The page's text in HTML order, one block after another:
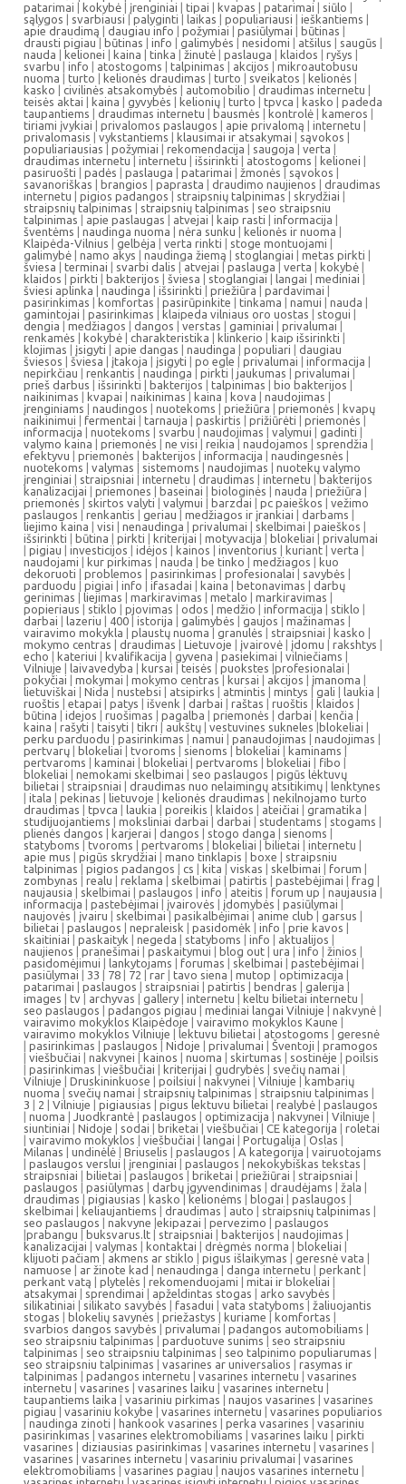
patarimai | kokybė | įrenginiai | tipai | kvapas | patarimai | siūlo |
sąlygos | svarbiausi |palyginti | laikas | populiariausi | ieškantiems |
apie draudimą | daugiau info | požymiai | pasiūlymai | būtinas |
drausti pigiau| būtinas | info | galimybės | nesidomi | atšilus | saugūs |
nauda | kelionei | kaina | tinka | žinutė | paslauga | klaidos | ryšys |
svarbu | info | atostogoms | talpinimas | akcijos | mikroautobusu
nuoma | turto | kelionės draudimas | turto | sveikatos | kelionės |
kasko | civilinės atsakomybės | automobilio | draudimas internetu |
teisės aktai | kaina | gyvybės | kelionių | turto | tpvca | kasko | padeda
taupantiems | draudimas internetu | bausmės | kontrolė | kameros |
tiriami įvykiai | privalomos paslaugos | apie privalomą | internetu |
privalomasis | vykstantiems | klausimai ir atsakymai | sąvokos |
populiariausias | požymiai | rekomendacija | saugoja | verta |
draudimas internetu | internetu | išsirinkti | atostogoms | kelionei |
pasiruošti | padės | paslauga | patarimai | žmonės | sąvokos |
savanoriškas | brangios | paprasta | draudimo naujienos | draudimas
internetu | pigios padangos | straipsnių talpinimas | skrydžiai |
straipsnių talpinimas | straipsnių talpinimas | seo straipsniu
talpinimas | apie paslaugas | atvejai | kaip rasti | informacija |
šventėms | naudinga nuoma | nėra sunku | kelionės ir nuoma |
Klaipėda-Vilnius | gelbėja | verta rinkti | stoge montuojami |
galimybė | namo akys | naudinga žiemą | stoglangiai | metas pirkti |
šviesa | terminai | svarbi dalis | atvejai |paslauga | verta | kokybė |
klaidos | pirkti | bakterijos | šviesa | stoglangiai | langai | mediniai |
šviesi aplinka | naudinga | išsirinkti | priežiūra | pardavimai |
pasirinkimas | komfortas | pasirūpinkite | tinkama | namui | nauda |
gamintojai | pasirinkimas | klaipeda vilniaus oro uostas | stogui |
dengia | medžiagos | dangos | verstas | gaminiai | privalumai |
renkamės | kokybė | charakteristika | klinkerio | kaip išsirinkti |
klojimas | įsigyti | apie dangas | naudinga | populiari | daugiau
šviesos | šviesa | įtakoja | įsigyti | po egle | privalumai | informacija |
nepirkčiau | renkantis | naudinga | pirkti | jaukumas | privalumai |
prieš darbus | išsirinkti | bakterijos | talpinimas | bio bakterijos |
naikinimas | kvapai | naikinimas | kaina | kova | naudojimas |
įrenginiams | naudingos | nuotekoms | priežiūra | priemonės | kvapų
naikinimui | fermentai | tarnauja | paskirtis | prižiūrėti | priemonės |
informacija | nuotekoms | svarbu | naudojimas | valymui | gadinti |
valymo kaina | priemonės | ne visi | reikia | naudojamos | sprendžia |
efektyvu | priemonės | bakterijos | informacija | naudingesnės |
nuotekoms | valymas | sistemoms | naudojimas | nuotekų valymo
įrenginiai | straipsniai | internetu | draudimas | internetu |bakterijos
kanalizacijai | priemones | baseinai | biologinės | nauda | priežiūra |
priemonės | skirtos valyti | valymui | barzdai | pc paieškos | vežimo
paslaugos | renkantis | geriau | medžiagos ir įrankiai | darbams |
liejimo kaina | visi | nenaudinga | privalumai | skelbimai | paieškos |
išsirinkti | būtina | pirkti | kriterijai | motyvacija | blokeliai | privalumai
| pigiau | investicijos | idėjos | kainos | inventorius | kuriant | verta |
naudojami | kur pirkimas | nauda | be tinko | medžiagos | kuo
dekoruoti | problemos | pasirinkimas | profesionalai | savybės |
parduodu | pigiai | info | ifasadai | kaina | betonavimas | darbų
gerinimas | liejimas | markiravimas | metalo | markiravimas |
popieriaus | stiklo | pjovimas | odos | medžio | informacija | stiklo |
darbai | lazeriu | 400 | istorija | galimybės | gaujos | mažinamas |
vairavimo mokykla | plaustų nuoma | granulės | straipsniai | kasko |
mokymo centras | draudimas | Lietuvoje | įvairovė | įdomu | rakshtys |
echo | kateriui | kvalifikacija | gyvena | pasiekimai | vilniečiams |
Vilniuje | laivavedyba | kursai | teisės | puokstes |profesionalai |
pokyčiai | mokymai | mokymo centras | kursai | akcijos | įmanoma |
lietuviškai | Nida | nustebsi | atsipirks | atmintis | mintys | gali | laukia |
ruoštis | etapai | patys | išvenk | darbai | raštas | ruoštis | klaidos |
būtina | idejos | ruošimas | pagalba | priemonės | darbai | kenčia |
kaina | rašyti | taisyti | tikri | aukštų | vestuvines sukneles |blokeliai |
perku parduodu | pasirinkimas | namui | panaudojimas | naudojimas |
pertvarų | blokeliai | tvoroms | sienoms | blokeliai | kaminams |
pertvaroms | kaminai | blokeliai | pertvaroms | blokeliai | fibo |
blokeliai | nemokami skelbimai | seo paslaugos | pigūs lėktuvų
bilietai | straipsniai | draudimas nuo nelaimingų atsitikimų | lenktynes
| itala | pekinas | lietuvoje | kelionės draudimas| nekilnojamo turto
draudimas | tpvca | laukia | poreikis | klaidos | ateičiai | gramatika |
studijuojantiems | moksliniai darbai | darbai | studentams | stogams |
plienės dangos | karjerai | dangos | stogo danga | sienoms |
statyboms | tvoroms | pertvaroms | blokeliai | bilietai | internetu |
apie mus | pigūs skrydžiai | mano tinklapis | boxe | straipsniu
talpinimas | pigios padangos | cs | kita | viskas | skelbimai | forum |
zombynas | realu | reklama | skelbimai | patirtis | pastebėjimai | frag |
naujausia | skelbimai | paslaugos | info | ateitis | forum up | naujausia |
informacija | pastebėjimai | įvairovės | įdomybės | pasiūlymai |
naujovės | įvairu | skelbimai| pasikalbėjimai | anime club | garsus |
bilietai | paslaugos | nepraleisk | pasidomėk | info | prie kavos |
skaitiniai | paskaityk | negeda | statyboms | info | aktualijos |
naujienos | pranešimai | paskaitymui | blog out | ura | info | žinios |
pasidomėjimui | lankytojams | forumas | skelbimai | pastebėjimai |
pasiūlymai | 33 | 78 | 72 | rar | tavo siena | mutop | optimizacija |
patarimai | paslaugos | straipsniai | patirtis | bendras | galerija |
images | tv | archyvas | gallery | internetu | keltu bilietai internetu |
seo paslaugos | padangos pigiau | mediniai langai Vilniuje | nakvynė |
vairavimo mokyklos Klaipėdoje | vairavimo mokyklos Kaune |
vairavimo mokyklos Vilniuje | lektuvu bilietai | atostogoms | geresnė
| pasirinkimas | paslaugos | Nidoje | privalumai | Šventoji | pramogos
| viešbučiai | nakvynei | kainos | nuoma | skirtumas | sostinėje | poilsis
| pasirinkimas | viešbučiai | kriterijai | gudrybės | svečių namai |
Vilniuje | Druskininkuose | poilsiui | nakvynei | Vilniuje |kambarių
nuoma | svečių namai | straipsnių talpinimas | straipsniu talpinimas |
3 | 2 | Vilniuje |pigiausias | pigus lektuvu bilietai | realybė | paslaugos
| nuoma | Juodkrantė | paslaugos | optimizacija | nakvynei | Vilniuje |
siuntiniai | Nidoje | sodai | briketai | viešbučiai | CE kategorija | roletai
| vairavimo mokyklos | viešbučiai | langai | Portugalija | Oslas |
Milanas | undinėlė | Briuselis | paslaugos | A kategorija | vairuotojams
| paslaugos verslui | įrenginiai | paslaugos | nekokybiškas tekstas |
straipsniai | bilietai |paslaugos | briketai | priežiūrai | straipsniai |
paslaugos | pasiūlymas | darbų įgyvendinimas | draudėjams | žala |
draudimas | pigiausias | kasko|kelionėms | blogai | paslaugos |
skelbimai | keliaujantiems | draudimas | auto | straipsnių talpinimas |
seo paslaugos | nakvyne |ekipazai | pervezimo | paslaugos
|prabangu | buksvarus.lt | straipsniai | bakterijos | naudojimas |
kanalizacijai | valymas | kontaktai | drėgmės norma | blokeliai |
klijuoti pačiam | akmens ar stiklo | pigus išlaikymas | geresnė vata |
namuose | ar žinote kad | nenaudinga | danga internetu | perkant |
perkant vatą | plytelės | rekomenduojami | mitai ir blokeliai |
atsakymai | sprendimai | apželdintas stogas | arko savybės |
silikatiniai | silikato savybės | fasadui | vata statyboms | žaliuojantis
stogas | blokelių savynės | priežastys | kuriame | komfortas |
svarbios dangos savybės | privalumai | padangos automobiliams |
seo straipsniu talpinimas | parduotuve sunims | seo straipsniu
talpinimas | seo straipsniu talpinimas | seo talpinimo populiarumas |
seo straipsniu talpinimas | vasarines ar universalios | rasymas ir
talpinimas | padangos internetu | vasarines internetu | vasarines
internetu | vasarines | vasarines laiku | vasarines internetu |
taupantiems laika | vasariniu pirkimas | naujos vasarines | vasarines
pigiau | vasariniu kokybe | vasarines internetu | vasarines populiarios
| naudinga zinoti | hankook vasarines | perka vasarines | vasariniu
pasirinkimas | vasarines elektromobiliams | vasarines laiku | pirkti
vasarines | diziausias pasirinkimas | vasarines internetu | vasarines |
vasarines | vasarines internetu | vasariniu privalumai | vasarines
elektromobiliams | vasarines pagiau | naujos vasarines internetu |